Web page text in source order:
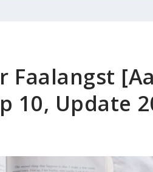
Faalangst
10, Update